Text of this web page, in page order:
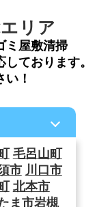
リア
ミ屋敷清掃
ております。
！
毛呂山町
市 川口市
北本市
ま市岩槻